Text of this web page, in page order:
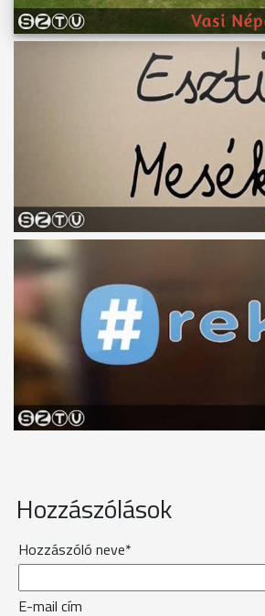
Hozzászólások
Hozzászóló neve*
E-mail cím